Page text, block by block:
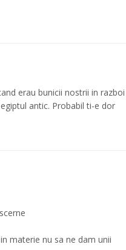
erau bunicii nostrii in razboi
antic. Probabil ti-e dor
materie nu sa ne dam unii